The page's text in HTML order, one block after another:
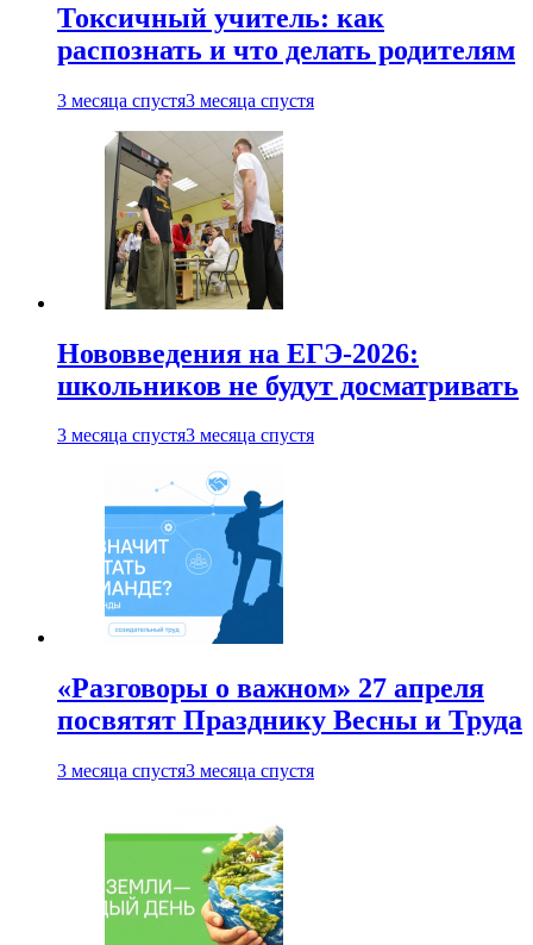
Токсичный учитель: как
распознать и что делать родителям
3 месяца спустя3 месяца спустя
Нововведения на ЕГЭ-2026:
школьников не будут досматривать
3 месяца спустя3 месяца спустя
«Разговоры о важном» 27 апреля
посвятят Празднику Весны и Труда
3 месяца спустя3 месяца спустя